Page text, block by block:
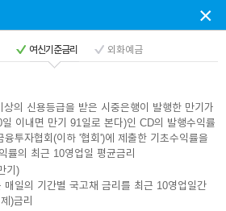
여신기준금리 외화예금
의 신용등급을 받은 시중은행이 발행한 만기가
이내면 만기 91일로 본다)인 CD의 발행수익률
투자협회(이하 '협회')에 제출한 기초수익률을
률의 최근 10영업일 평균금리
기)
매일의 기간별 국고채 금리를 최근 10영업일간
)금리
담
×